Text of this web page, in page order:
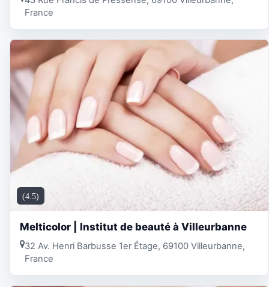
France
(4.5)
Melticolor | Institut de beauté à Villeurbanne
32 Av. Henri Barbusse 1er Étage, 69100 Villeurbanne,
France